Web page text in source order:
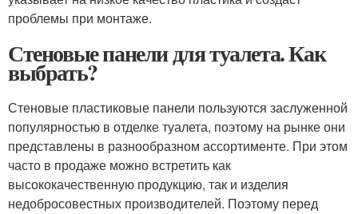
проблемы при монтаже.
Стеновые панели для туалета. Как
выбрать?
Стеновые пластиковые панели пользуются заслуженной
популярностью в отделке туалета, поэтому на рынке они
представлены в разнообразном ассортименте. При этом
часто в продаже можно встретить как
высококачественную продукцию, так и изделия
недобросовестных производителей. Поэтому перед